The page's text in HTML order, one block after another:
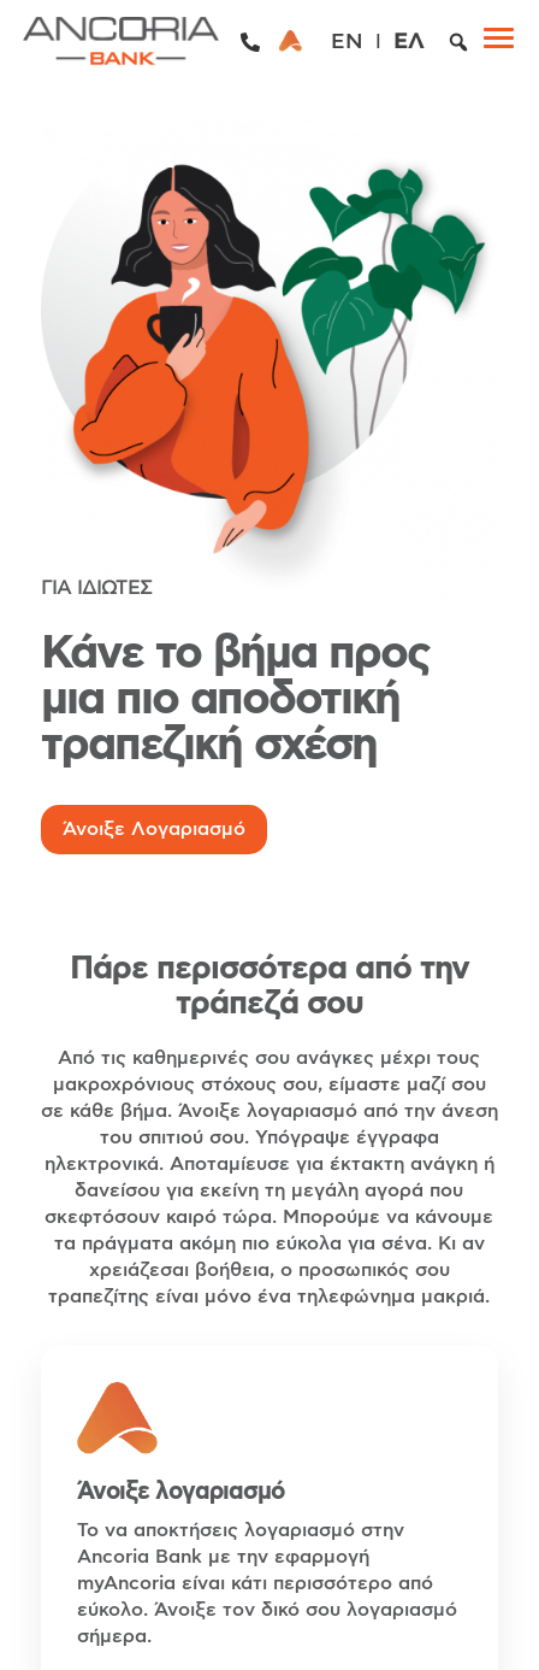
EN ΕΛ
ΓΙΑ ΙΔΙΩΤΕΣ
Κάνε το βήμα προς
μια πιο αποδοτική
τραπεζική σχέση
Άνοιξε Λογαριασμό
Πάρε περισσότερα από την
τράπεζά σου
Από τις καθημερινές σου ανάγκες μέχρι τους
μακροχρόνιους στόχους σου, είμαστε μαζί σου
σε κάθε βήμα. Άνοιξε λογαριασμό από την άνεση
του σπιτιού σου. Υπόγραψε έγγραφα
ηλεκτρονικά. Αποταμίευσε για έκτακτη ανάγκη ή
δανείσου για εκείνη τη μεγάλη αγορά που
σκεφτόσουν καιρό τώρα. Μπορούμε να κάνουμε
τα πράγματα ακόμη πιο εύκολα για σένα. Κι αν
χρειάζεσαι βοήθεια, ο προσωπικός σου
τραπεζίτης είναι μόνο ένα τηλεφώνημα μακριά.
Άνοιξε λογαριασμό
Το να αποκτήσεις λογαριασμό στην
Ancoria Bank με την εφαρμογή
myAncoria είναι κάτι περισσότερο από
εύκολο. Άνοιξε τον δικό σου λογαριασμό
σήμερα.